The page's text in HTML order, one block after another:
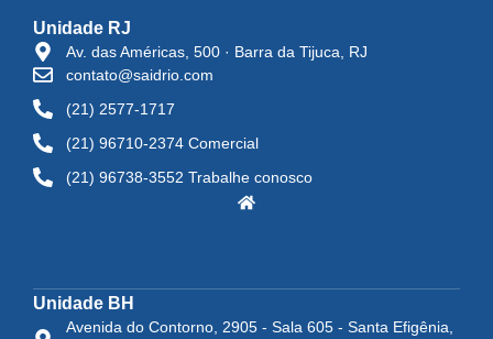
Unidade RJ
Av. das Américas, 500 · Barra da Tijuca, RJ
contato@saidrio.com
(21) 2577-1717
(21) 96710-2374 Comercial
(21) 96738-3552 Trabalhe conosco
Unidade BH
Avenida do Contorno, 2905 - Sala 605 - Santa Efigênia,